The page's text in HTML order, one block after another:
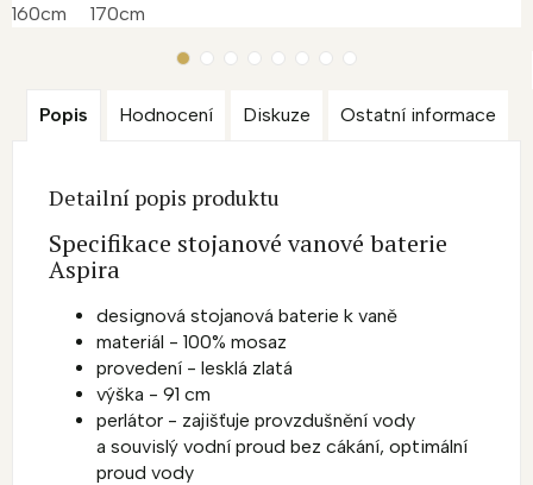
160cm 170cm
Popis Hodnocení Diskuze Ostatní informace
Detailní popis produktu
Specifikace stojanové vanové baterie
Aspira
designová stojanová baterie k vaně
materiál - 100% mosaz
provedení - lesklá zlatá
výška - 91 cm
perlátor - zajišťuje provzdušnění vody
a souvislý vodní proud bez cákání, optimální
proud vody